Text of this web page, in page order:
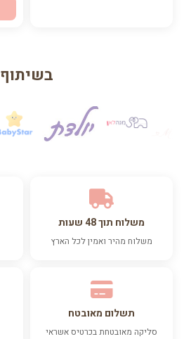
בשיתוף
משלוח תוך 48 שעות
משלוח מהיר ואמין לכל הארץ
תשלום מאובטח
סליקה מאובטחת בכרטיס אשראי